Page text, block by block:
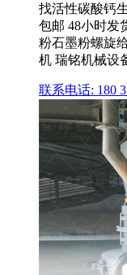
找活性碳酸钙
包邮 48小时发
粉石墨粉螺旋
机 瑞铭机械设
联系电话: 180